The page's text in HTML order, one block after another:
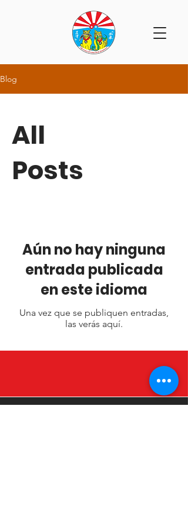
Blog
All
Posts
Aún no hay ninguna
entrada publicada
en este idioma
Una vez que se publiquen entradas,
las verás aquí.